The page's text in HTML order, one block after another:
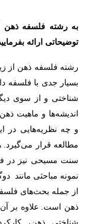
به رشته فلسفه ذهن
توضیحاتی ارائه
رشته فلسفه ذهن از
بسیار جدی با فلسفه
شناختی و از سوی
اندیشه‌ها و ماهیت
و چه نظریه‌هایی در
مطالعه قرار
سنت مسیحی نیز در
نمونه مباحثی مانند
از جمله بحث‌های
ذهن است. علاوه بر